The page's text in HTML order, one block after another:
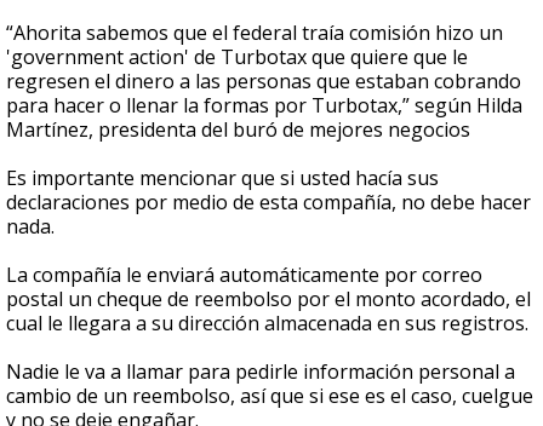
“Ahorita sabemos que el federal traía comisión hizo un
'government action' de Turbotax que quiere que le
regresen el dinero a las personas que estaban cobrando
para hacer o llenar la formas por Turbotax,” según Hilda
Martínez, presidenta del buró de mejores negocios
Es importante mencionar que si usted hacía sus
declaraciones por medio de esta compañía, no debe hacer
nada.
La compañía le enviará automáticamente por correo
postal un cheque de reembolso por el monto acordado, el
cual le llegara a su dirección almacenada en sus registros.
Nadie le va a llamar para pedirle información personal a
cambio de un reembolso, así que si ese es el caso, cuelgue
y no se deje engañar.